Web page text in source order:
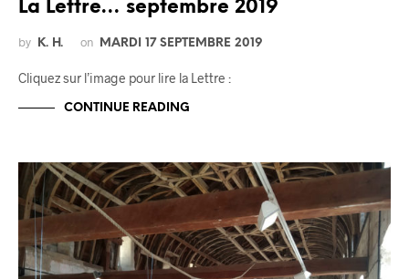
La Lettre… septembre 2019
by K. H. on MARDI 17 SEPTEMBRE 2019
Cliquez sur l’image pour lire la Lettre :
CONTINUE READING